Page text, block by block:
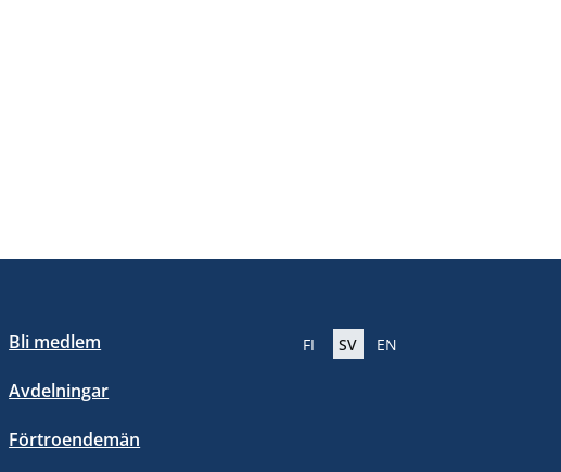
Bli medlem
Avdelningar
Förtroendemän
FI SV EN